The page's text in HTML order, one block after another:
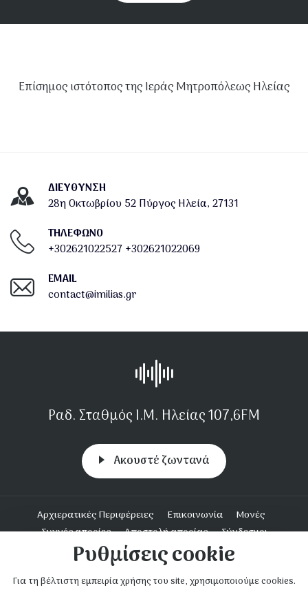
Επίσημος ιστότοπος της Ιεράς Μητροπόλεως Ηλείας
ΔΙΕΎΘΥΝΣΗ
28η Οκτωβρίου 52 Πύργος Ηλεία, 27131
ΤΗΛΕΦΩΝΟ
+302621022527 +302621022069
EMAIL
contact@imilias.gr
Ραδ. Σταθμός Ι.Μ. Ηλείας 107,6FM
Aκουστέ ζωντανά
Υποσέλιδο
Αρχιερατικές Περιφέρειες Επικοινωνία
Μονές
Συχνές απορίες
Αποστολή απορίας
Σύνδεσμοι
Ενοριακή Δράση
Ρυθμίσεις cookie
Για τη βέλτιστη εμπειρία χρήσης του site, χρησιμοποιούμε cookies.